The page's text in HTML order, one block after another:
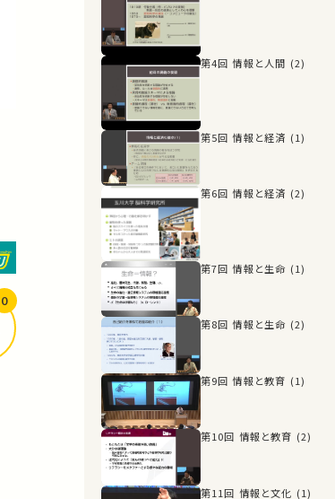
0
第4回 情報と人間 (2)
第5回 情報と経済 (1)
第6回 情報と経済 (2)
第7回 情報と生命 (1)
第8回 情報と生命 (2)
第9回 情報と教育 (1)
第10回 情報と教育 (2)
第11回 情報と文化 (1)